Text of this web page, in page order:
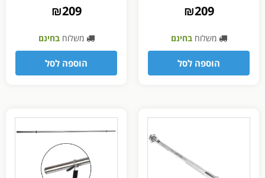
₪209
משלוחבחינם
הוספה לסל
₪209
משלוחבחינם
הוספה לסל